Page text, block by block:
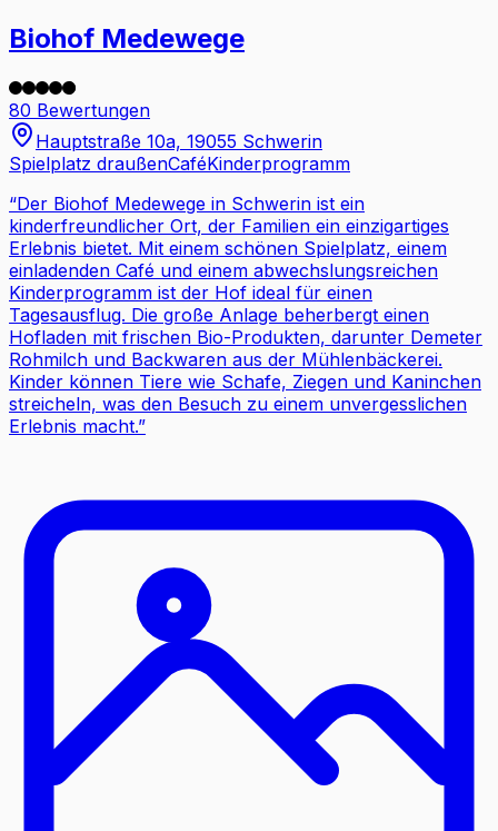
Biohof Medewege
80 Bewertungen
Hauptstraße 10a, 19055 Schwerin
Spielplatz draußenCaféKinderprogramm
“Der Biohof Medewege in Schwerin ist ein
kinderfreundlicher Ort, der Familien ein einzigartiges
Erlebnis bietet. Mit einem schönen Spielplatz, einem
einladenden Café und einem abwechslungsreichen
Kinderprogramm ist der Hof ideal für einen
Tagesausflug. Die große Anlage beherbergt einen
Hofladen mit frischen Bio-Produkten, darunter Demeter
Rohmilch und Backwaren aus der Mühlenbäckerei.
Kinder können Tiere wie Schafe, Ziegen und Kaninchen
streicheln, was den Besuch zu einem unvergesslichen
Erlebnis macht.”